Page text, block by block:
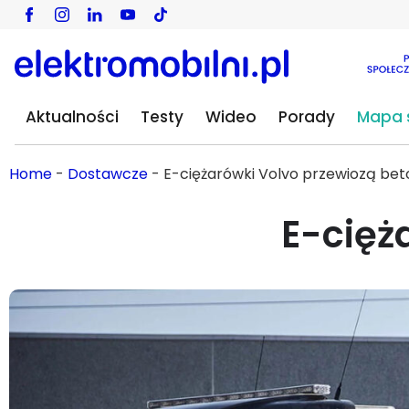
Aktualności Testy Wideo Porady Mapa
Home - Dostawcze - E-ciężarówki Volvo przewiozą
E-